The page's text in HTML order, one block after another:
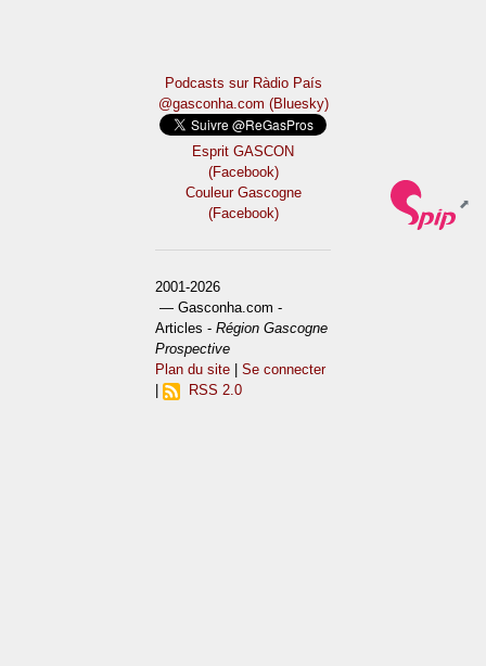
Podcasts sur Ràdio País
@gasconha.com (Bluesky)
Esprit GASCON
(Facebook)
Couleur Gascogne
(Facebook)
2001-2026
— Gasconha.com -
Articles -Région Gascogne
Prospective
Plan du site |Se connecter
|
RSS 2.0